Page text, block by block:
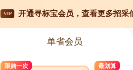
VIP 开通寻标宝会员，查看更多招采
单省会员
限购一次 最划算